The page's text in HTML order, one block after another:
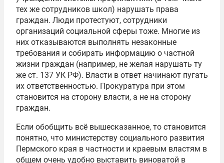
тех же сотрудников школ) нарушать права
граждан. Люди протестуют, сотрудники
организаций социальной сферы тоже. Многие из
них отказываются выполнять незаконные
требования и собирать информацию о частной
жизни граждан (например, не желая нарушать ту
же ст. 137 УК РФ). Власти в ответ начинают пугать
их ответственностью. Прокуратура при этом
становится на сторону власти, а не на сторону
граждан.
Если обобщить всё вышесказанное, то становится
понятно, что министерству социального развития
Пермского края в частности и краевым властям в
общем очень удобно выставить виноватой в